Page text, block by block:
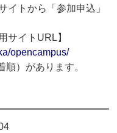
イトから「参加申込」
サイトURL】
opencampus/
）があります。